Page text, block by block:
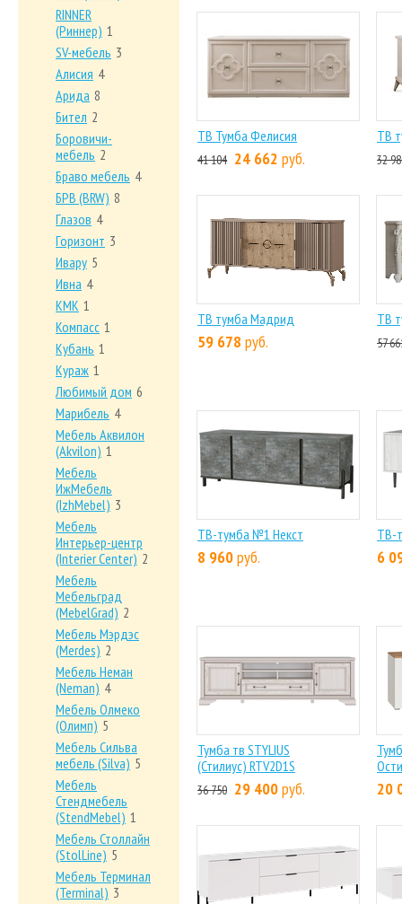
ТВ Тумба Фелисия
41 104 24 662 руб.
ТВ
32
ТВ тумба Мадрид
59 678 руб.
ТВ
57
ТВ-тумба №1 Некст
8 960руб.
ТВ-
6
Тумба тв STYLIUS
(Стилиус) RTV2D1S
36 750 29 400руб. 20
RINNER
(Риннер) 1
SV-мебель 3
Алисия 4
Арида 8
Бител 2
Боровичи-
мебель 2
Браво мебель 4
БРВ (BRW) 8
Глазов 4
Горизонт 3
Ивару 5
Ивна 4
КМК 1
Компасс 1
Кубань 1
Кураж 1
Любимый дом 6
Марибель 4
Мебель Аквилон
(Akvilon) 1
Мебель
ИжМебель
(IzhMebel) 3
Мебель
Интерьер-центр
(Interier Center) 2
Мебель
Мебельград
(MebelGrad) 2
Мебель Мэрдэс
(Merdes) 2
Мебель Неман
(Neman) 4
Мебель Олмеко
(Олимп) 5
Мебель Сильва
мебель (Silva) 5
Мебель
Стендмебель
(StendMebel) 1
Мебель Столлайн
(StolLine) 5
Мебель Терминал
(Terminal) 3